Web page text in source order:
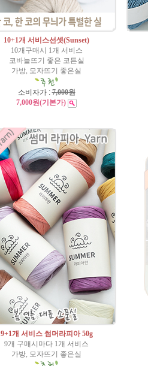
10+1개 서비스선셋(Sunset)
10개구매시 1개 서비스
코바늘뜨기 좋은 코튼실
가방, 모자뜨기 좋은실
소비자가 :7,000원
7,000원(기본가)
9+1개 서비스 썸머라피아 50g
9개 구매시마다 1개 서비스
가방, 모자뜨기 좋은실